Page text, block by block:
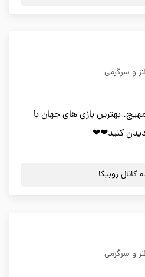
و سرگرمی
بهترین بازی های جهان با
دیدن کنید❤❤
کانال روبیکا
و سرگرمی